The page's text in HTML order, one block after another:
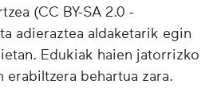
(CC BY-SA 2.0 -
adieraztea aldaketarik egin
Edukiak haien jatorrizko
erabiltzera behartua zara.